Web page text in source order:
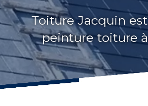
Toiture Jacquin
peinture toiture